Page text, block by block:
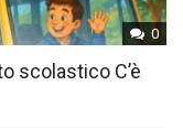
0
scolastico C’è